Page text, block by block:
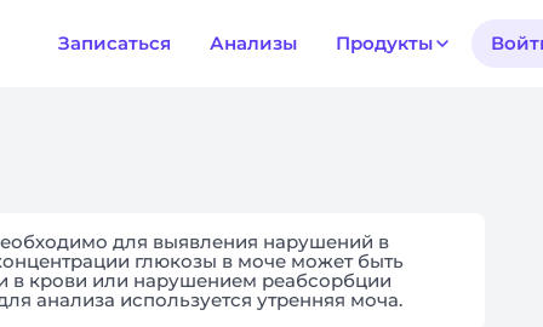
Записаться Анализы Продукты
для выявления нарушений в
глюкозы в моче может быть
в крови или нарушением реабсорбции
анализа используется утренняя моча.